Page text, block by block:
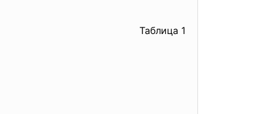
Таблица 1